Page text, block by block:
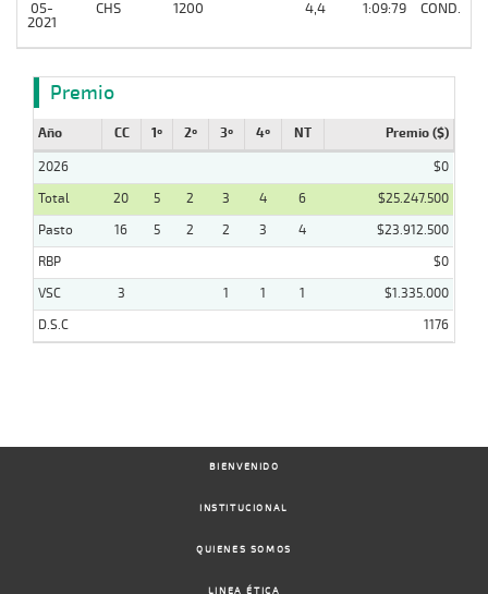
05-
2021
CHS 1200 4,4 1:09:79 COND.
Premio
Año CC 1º 2º 3º 4º NT Premio ($)
2026
$0
Total
20 5 2 3 4 6
$25.247.500
Pasto
16 5 2 2 3 4
$23.912.500
RBP
$0
VSC
3 1 1 1
$1.335.000
D.S.C
1176
BIENVENIDO
INSTITUCIONAL
QUIENES SOMOS
LINEA ÉTICA